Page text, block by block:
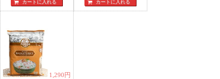
良野で放牧酪農
カートに入れる カートに入れる
1,290 円